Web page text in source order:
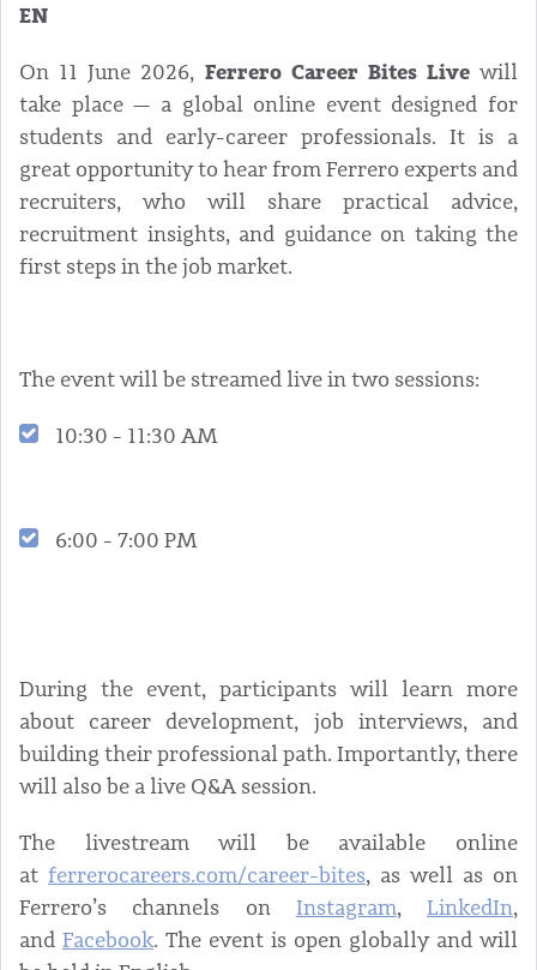
EN
On 11 June 2026, Ferrero Career Bites Livewill
take place — a global online event designed for
students and early-career professionals. It is a
great opportunity to hear from Ferrero experts and
recruiters, who will share practical advice,
recruitment insights, and guidance on taking the
first steps in the job market.
The event will be streamed live in two sessions:
10:30 - 11:30 AM
6:00 - 7:00 PM
During the event, participants will learn more
about career development, job interviews, and
building their professional path. Importantly, there
will also be a live Q&A session.
The livestream will be available online
at ferrerocareers.com/career-bites, as well as on
Ferrero’s channels on Instagram, LinkedIn,
and Facebook. The event is open globally and will